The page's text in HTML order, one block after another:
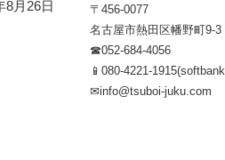
月～金 15:30～22:00
〒456-0077
名古屋市熱田区幡野町9-3
052-684-4056
080-4221-1915(softbank)